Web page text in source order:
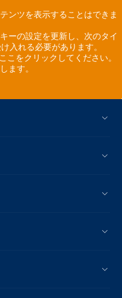
ンツを表示することはできま
ーの設定を更新し、次のタイ
入れる必要があります。
こをクリックしてください。
ます。